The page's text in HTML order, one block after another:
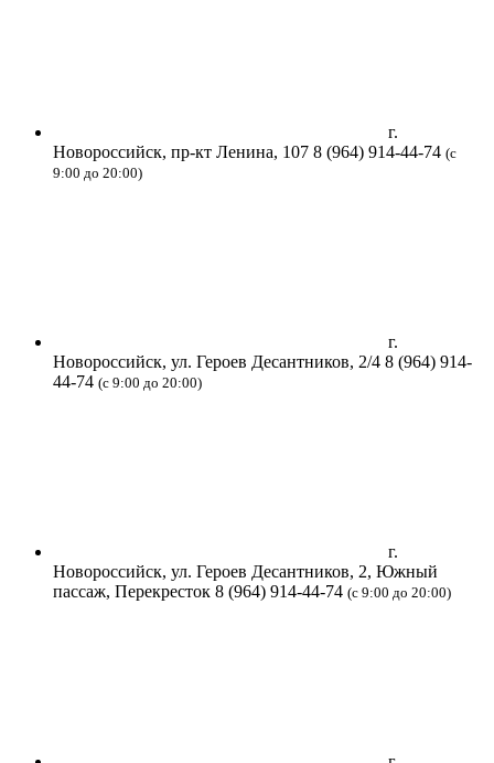
г.
Новороссийск, пр-кт Ленина, 107 8 (964) 914-44-74 (с
9:00 до 20:00)
г.
Новороссийск, ул. Героев Десантников, 2/4 8 (964) 914-
44-74 (с 9:00 до 20:00)
г.
Новороссийск, ул. Героев Десантников, 2, Южный
пассаж, Перекресток 8 (964) 914-44-74 (с 9:00 до 20:00)